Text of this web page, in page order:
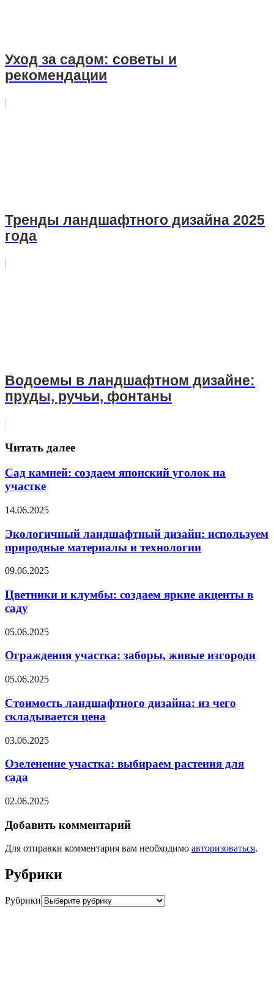
Уход за садом: советы и
рекомендации
Тренды ландшафтного дизайна 2025
года
Водоемы в ландшафтном дизайне:
пруды, ручьи, фонтаны
Читать далее
Сад камней: создаем японский уголок на
участке
14.06.2025
Экологичный ландшафтный дизайн: используем
природные материалы и технологии
09.06.2025
Цветники и клумбы: создаем яркие акценты в
саду
05.06.2025
Ограждения участка: заборы, живые изгороди
05.06.2025
Стоимость ландшафтного дизайна: из чего
складывается цена
03.06.2025
Озеленение участка: выбираем растения для
сада
02.06.2025
Добавить комментарий
Для отправки комментария вам необходимо авторизоваться.
Рубрики
Рубрики